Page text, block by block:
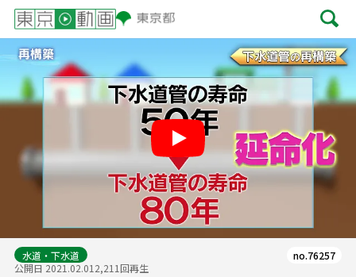
Play
水道・下水道
公開日 2021.02.012,211回再生
no.76257